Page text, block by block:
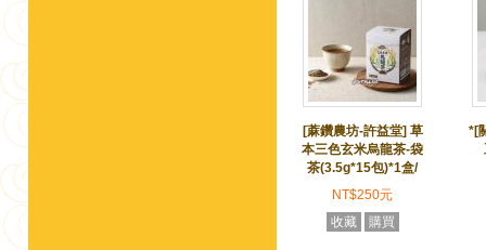
[蔴鑽農坊-許益堂] 草
本三色玄米烏龍茶-袋
茶(3.5g*15包)*1盒/
NT$250元
收藏
購買
*[